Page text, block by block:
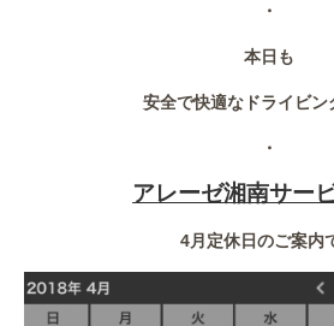
・
本日も
安全で快適なドライビ
・
アレーゼ湘南サー
4月定休日のご案内